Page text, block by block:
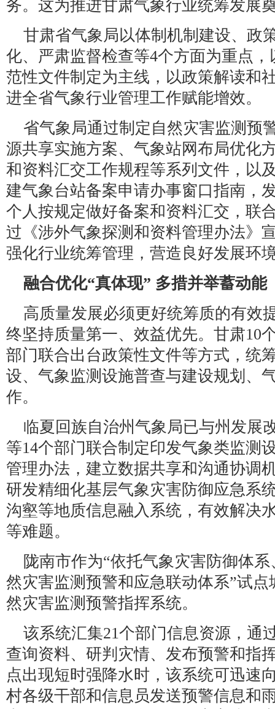
务。这为推进甘肃气象行业统筹发展
甘肃省气象局以体制机制建设、政
化、严肃监督检查等4个方面为重点
范性文件制定为主线，以政策解读和
进全省气象行业管理工作赋能增效。
省气象局通过制定自然灾害监测预
源共享实施方案、气象站网布局优化
和资料汇交工作规程等系列文件，以
建气象台站备案申请办事窗口指南，
个人按规定做好备案和资料汇交，联
过《涉外气象探测和资料管理办法》
强化行业统筹管理，营造良好发展环
融合优化“真体现” 多措并举蓄动能
高质量发展必须更好统筹质的有效
终坚持质量第一、效益优先。甘肃10
部门联合出台政策性文件等方式，统
设、气象监测设施普查与建设规划、
作。
临夏回族自治州气象局已与州发展
等14个部门联合制定印发气象类监测
管理办法，建立数据共享和沟通协调
研发精细化基层气象灾害防御应急系
沟壑等地质信息融入系统，有效解决
等难题。
陇南市作为“依托气象灾害防御体
然灾害监测预警和应急联动体系”试
然灾害监测预警指挥系统。
该系统汇集21个部门信息资源，通
查询资料、研判灾情、发布预警和指
点出现短时强降水时，该系统可迅速
村各级干部和信息员发送预警信息和